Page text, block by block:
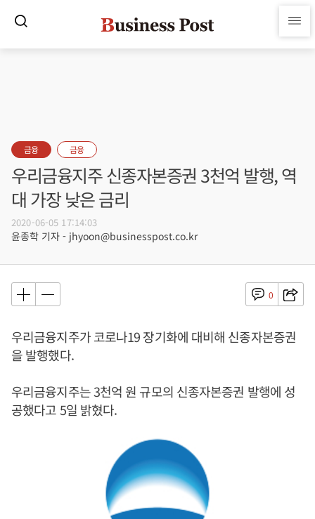
금융 금융
우리금융지주 신종자본증권 3천억 발행, 역
대 가장 낮은 금리
2020-06-05 17:14:03
윤종학 기자 - jhyoon@businesspost.co.kr
0
우리금융지주가 코로나19 장기화에 대비해 신종자본증권
을 발행했다.
우리금융지주는 3천억 원 규모의 신종자본증권 발행에 성
공했다고 5일 밝혔다.